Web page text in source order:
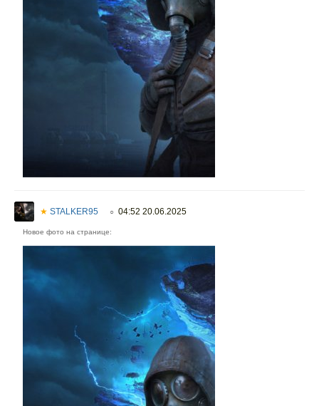
★ STALKER95 ○ 04:52 20.06.2025
Новое фото на странице: